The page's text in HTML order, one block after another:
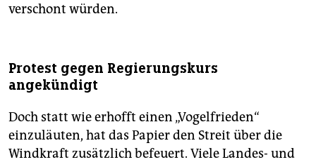
verschont würden.
Protest gegen Regierungskurs
angekündigt
Doch statt wie erhofft einen „Vogelfrieden“
einzuläuten, hat das Papier den Streit über die
Windkraft zusätzlich befeuert. Viele Landes- und